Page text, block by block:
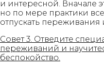
и интересной. Вначале
но по мере практики все
отпускать переживания
Совет 3. Отведите
переживаний и
беспокойство.